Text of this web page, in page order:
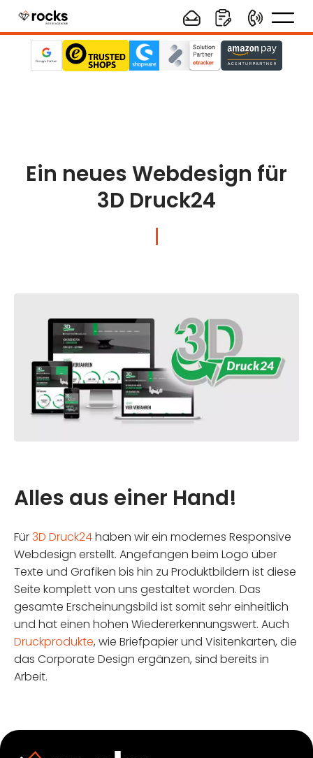
Ein neues Webdesign für
3D Druck24
Alles aus einer Hand!
Für3D Druck24haben wir ein modernes Responsive
Webdesign erstellt. Angefangen beim Logo über
Texte und Grafiken bis hin zu Produktbildern ist diese
Seite komplett von uns gestaltet worden. Das
gesamte Erscheinungsbild ist somit sehr einheitlich
und hat einen hohen Wiedererkennungswert. Auch
Druckprodukte, wie Briefpapier und Visitenkarten, die
das Corporate Design ergänzen, sind bereits in
Arbeit.